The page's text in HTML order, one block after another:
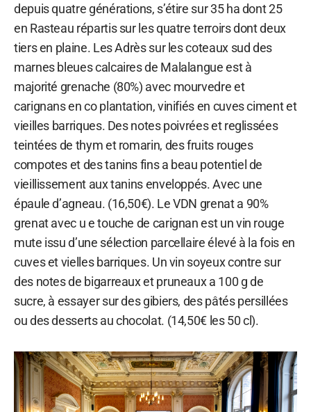
depuis quatre générations, s’étire sur 35 ha dont 25
en Rasteau répartis sur les quatre terroirs dont deux
tiers en plaine. Les Adrès sur les coteaux sud des
marnes bleues calcaires de Malalangue est à
majorité grenache (80%) avec mourvedre et
carignans en co plantation, vinifiés en cuves ciment et
vieilles barriques. Des notes poivrées et reglissées
teintées de thym et romarin, des fruits rouges
compotes et des tanins fins a beau potentiel de
vieillissement aux tanins enveloppés. Avec une
épaule d’agneau. (16,50€). Le VDN grenat a 90%
grenat avec u e touche de carignan est un vin rouge
mute issu d’une sélection parcellaire élevé à la fois en
cuves et vielles barriques. Un vin soyeux contre sur
des notes de bigarreaux et pruneaux a 100 g de
sucre, à essayer sur des gibiers, des pâtés persillées
ou des desserts au chocolat. (14,50€ les 50 cl).